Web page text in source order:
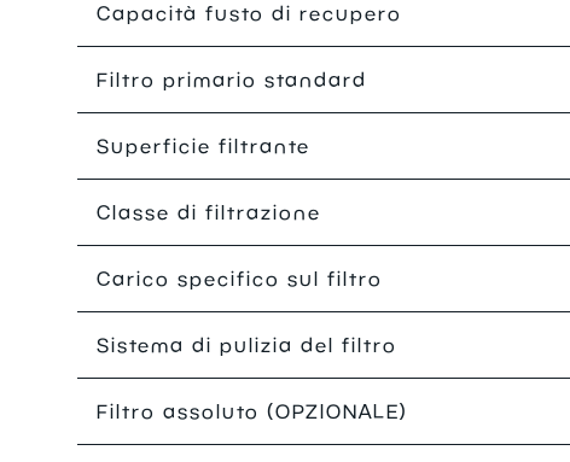
Capacità fusto di recupero
Filtro primario standard
Superficie filtrante
Classe di filtrazione
Carico specifico sul filtro
Sistema di pulizia del filtro
Filtro assoluto (OPZIONALE)